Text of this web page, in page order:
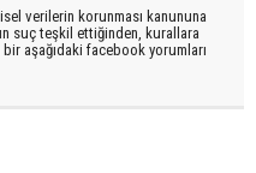
verilerin korunması kanununa
suç teşkil ettiğinden, kurallara
bir aşağıdaki facebook yorumları